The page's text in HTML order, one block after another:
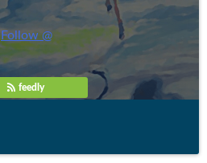
Follow @
feedly